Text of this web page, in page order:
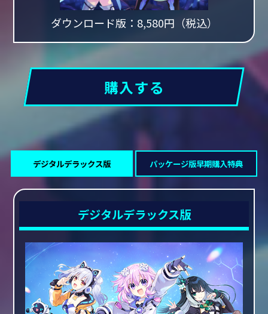
ダウンロード版：8,580円（税込）
購入する
デジタルデラックス版 パッケージ版早期購入特典
デジタルデラックス版